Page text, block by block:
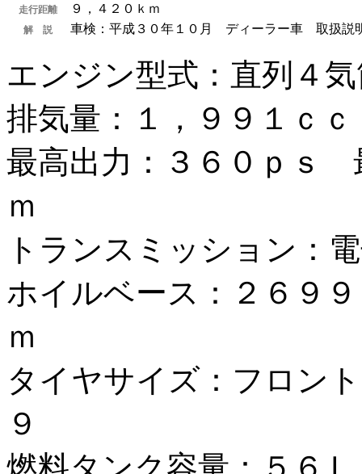
走行距離 ９，４２０ｋｍ
解 説 車検：平成３０年１０月 ディーラー車 取扱説
エンジン型式：直列４
排気量：１，９９１ｃ
最高出力：３６０ｐｓ
ｍ
トランスミッション：
ホイルベース：２６９
ｍ
タイヤサイズ：フロン
９
燃料タンク容量：５６